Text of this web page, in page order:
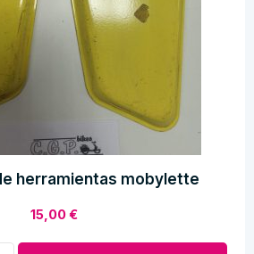
herramientas mobylette
15,00€